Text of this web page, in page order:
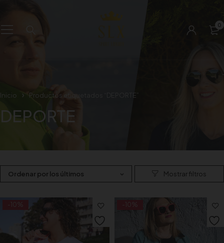
0
Inicio Productos etiquetados “DEPORTE”
DEPORTE
Ordenar por los últimos
-10% -10%